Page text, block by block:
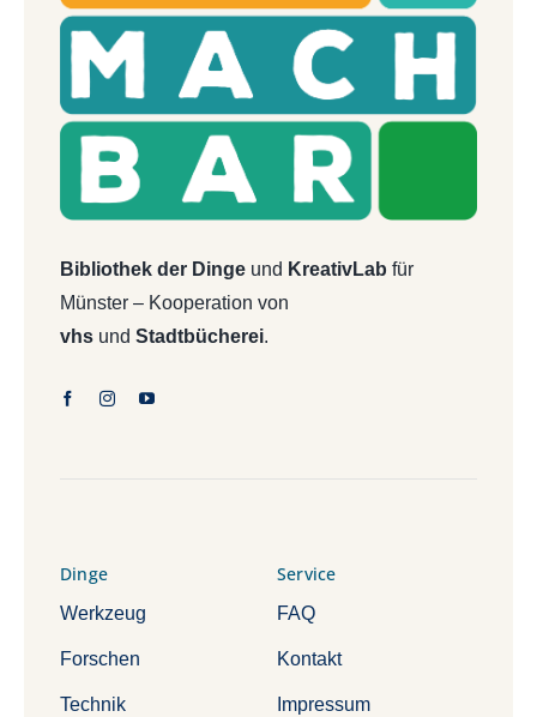
Bibliothek der Dingeund KreativLab für
Münster – Kooperation von
vhsund Stadtbücherei.
Dinge
Werkzeug
Forschen
Technik
Service
FAQ
Kontakt
Impressum